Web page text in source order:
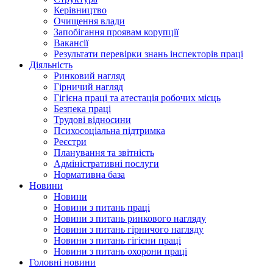
Керівництво
Очищення влади
Запобігання проявам корупції
Вакансії
Результати перевірки знань інспекторів праці
Діяльність
Ринковий нагляд
Гірничий нагляд
Гігієна праці та атестація робочих місць
Безпека праці
Трудові відносини
Психосоціальна підтримка
Реєстри
Планування та звітність
Адміністративні послуги
Нормативна база
Новини
Новини
Новини з питань праці
Новини з питань ринкового нагляду
Новини з питань гірничого нагляду
Новини з питань гігієни праці
Новини з питань охорони праці
Головні новини